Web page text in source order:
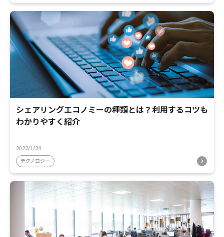
シェアリングエコノミーの種類とは？利用するコツも
わかりやすく紹介
2022/1/24
テクノロジー